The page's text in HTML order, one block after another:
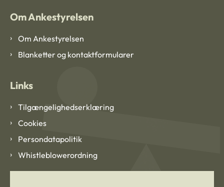
Om Ankestyrelsen
Om Ankestyrelsen
Blanketter og kontaktformularer
Links
Tilgængelighedserklæring
Cookies
Persondatapolitik
Whistleblowerordning